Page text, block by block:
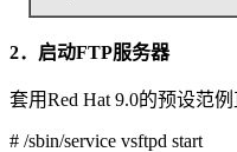
2．启动FTP服务器
套用Red Hat 9.0的预设范例
# /sbin/service vsftpd start